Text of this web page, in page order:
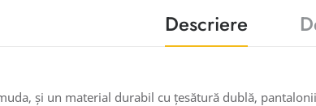
Descriere
și un material durabil cu țesătură dublă,